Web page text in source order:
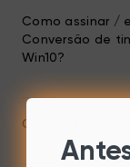
Como assinar /
Conversão de
Win10?
Como uso a